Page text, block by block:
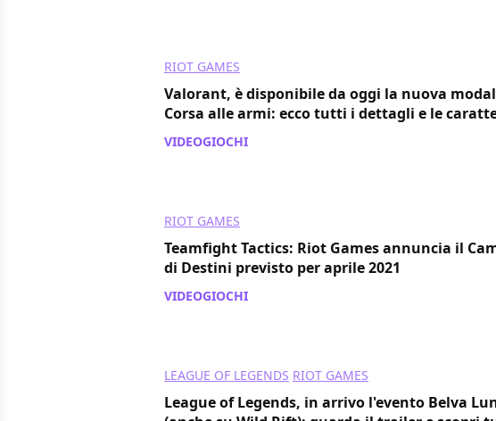
RIOT GAMES
Valorant, è disponibile da oggi la nuova
Corsa alle armi: ecco tutti i dettagli e le
VIDEOGIOCHI
RIOT GAMES
Teamfight Tactics: Riot Games annuncia il
di Destini previsto per aprile 2021
VIDEOGIOCHI
LEAGUE OF LEGENDS RIOT GAMES
League of Legends, in arrivo l'evento Belva